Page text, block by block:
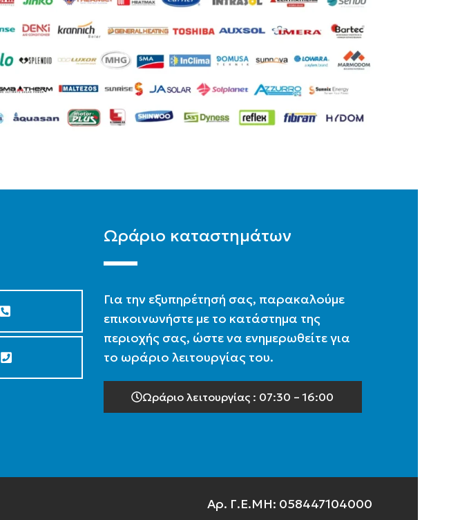
Ωράριο καταστημάτων
Για την εξυπηρέτησή σας, παρακαλούμε
επικοινωνήστε με το κατάστημα της
περιοχής σας, ώστε να ενημερωθείτε για
το ωράριο λειτουργίας του.
Ωράριο λειτουργίας : 07:30 – 16:00
Αρ. Γ.Ε.ΜΗ: 058447104000